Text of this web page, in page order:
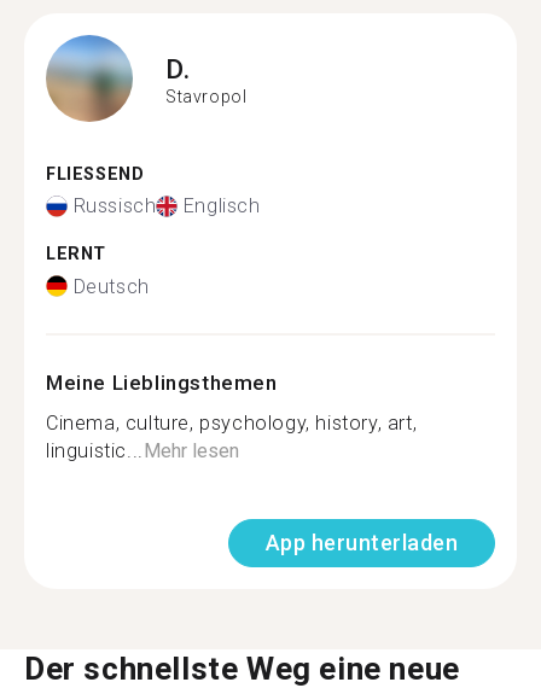
D.
Stavropol
FLIESSEND
Russisch Englisch
LERNT
Deutsch
Meine Lieblingsthemen
Cinema, culture, psychology, history, art,
linguistic... Mehr lesen
App herunterladen
Der schnellste Weg eine neue